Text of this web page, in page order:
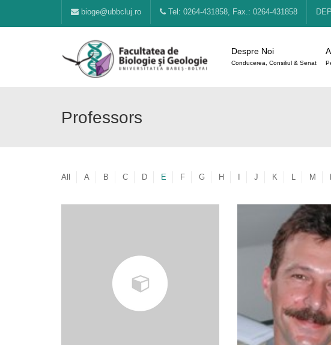
bioge@ubbcluj.ro Tel: 0264-431858, Fax.: 0264-431858
Despre Noi
Conducerea, Consiliul & Senat
Professors
All A B C D E F G H J K L M